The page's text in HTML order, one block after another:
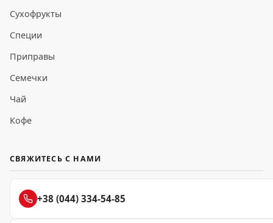
Сухофрукты
Специи
Приправы
Семечки
Чай
Кофе
СВЯЖИТЕСЬ С НАМИ
+38 (044) 334-54-85